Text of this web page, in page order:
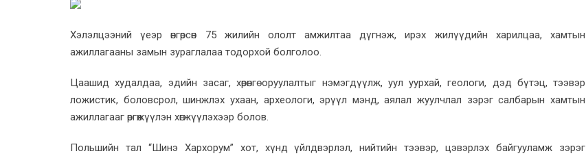
Хэлэлцээний үеэр өнгөрсөн 75 жилийн ололт амжилтаа дүгнэж, ирэх жилүүдийн харилцаа, хамтын
ажиллагааны замын зураглалаа тодорхой болголоо.
Цаашид худалдаа, эдийн засаг, хөрөнгө оруулалтыг нэмэгдүүлж, уул уурхай, геологи, дэд бүтэц, тээвэр
ложистик, боловсрол, шинжлэх ухаан, археологи, эрүүл мэнд, аялал жуулчлал зэрэг салбарын хамтын
ажиллагааг өргөжүүлэн хөгжүүлэхээр болов.
Польшийн тал “Шинэ Хархорум” хот, хүнд үйлдвэрлэл, нийтийн тээвэр, цэвэрлэх байгууламж зэрэг